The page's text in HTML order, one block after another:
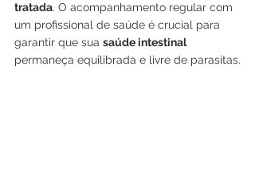
tratada. O acompanhamento regular com
um profissional de saúde é crucial para
garantir que sua saúde intestinal
permaneça equilibrada e livre de parasitas.